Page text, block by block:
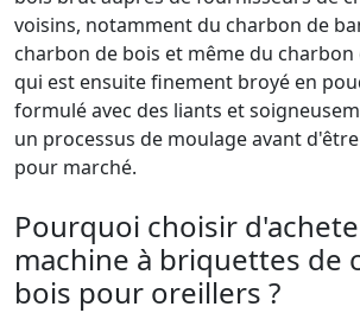
voisins, notamment du charbon de
charbon de bois et même du charbon
qui est ensuite finement broyé en
formulé avec des liants et
un processus de moulage avant
pour marché.
Pourquoi choisir
machine à briquettes de
bois pour oreillers ?